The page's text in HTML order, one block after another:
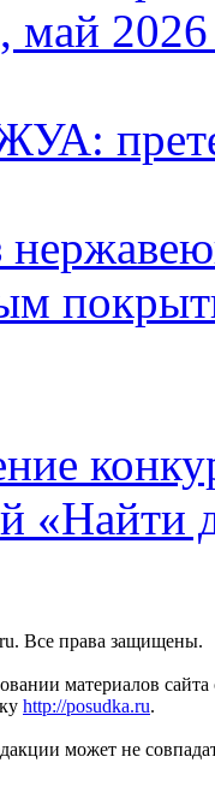
май 2026
«Найти
Все права защищены.
материалов сайта
http://posudka.ru.
может не